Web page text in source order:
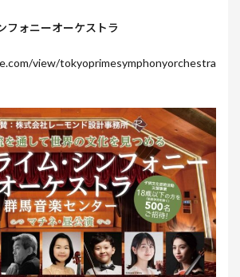
フォニーオーケストラ
view/tokyoprimesymphonyorchestra